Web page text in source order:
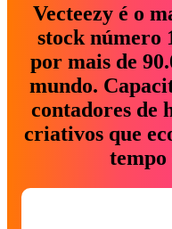
Vecteezy é o
stock número
por mais de
mundo.
contadores de
criativos que
tempo